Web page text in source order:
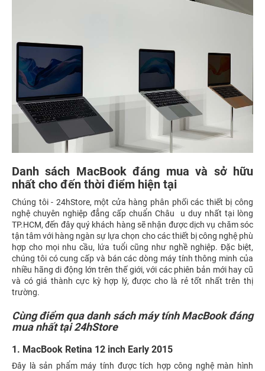
Danh sách MacBook đáng mua và sở hữu
nhất cho đến thời điểm hiện tại
Chúng tôi - 24hStore, một cửa hàng phân phối các thiết bị công
nghệ chuyên nghiệp đẳng cấp chuẩn Châu u duy nhất tại lòng
TP.HCM, đến đây quý khách hàng sẽ nhận được dịch vụ chăm sóc
tận tâm với hàng ngàn sự lựa chọn cho các thiết bị công nghệ phù
hợp cho mọi nhu cầu, lứa tuổi cũng như nghề nghiệp. Đặc biệt,
chúng tôi có cung cấp và bán các dòng máy tính thông minh của
nhiều hãng di động lớn trên thế giới, với các phiên bản mới hay cũ
và có giá thành cực kỳ hợp lý, được cho là rẻ tốt nhất trên thị
trường.
Cùng điểm qua danh sách máy tính MacBook đáng
mua nhất tại 24hStore
1. MacBook Retina 12 inch Early 2015
Đây là sản phẩm máy tính được tích hợp công nghệ màn hình